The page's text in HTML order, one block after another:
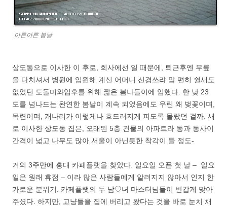
아른아른 봄날
상도동으로 이사한 이 후로, 회사에선 일 때문에, 퇴근후엔 무릎
을 다치셔서 병원에 입원해 계신 어머니 신경쓰랴 맘 편히 쉴새도
없었던 도돌미와입후를 위해 짧은 봄나들이에 임했다. 한 낮 23
도를 넘나드는 완연한 봄날이 계속 되었음에도 우린 왜 벚꽃이며,
목련이며, 개나리가 이렇게나 흐드러지게 피도록 몰랐던 걸까. 새
로 이사한 상도동 집은, 오래된 5층 건물의 아파트라 동과 동사이
간격이 넓고 나무도 많아 서울이 아닌듯한 착각이 들 정도-
거의 3주만에 홍대 카페플랫을 찾았다. 일요일 오픈 첫 날 – 일요
일은 원래 휴점 – 이라 많은 사람들에게 알려지지 않아서 인지 한
가로운 분위기. 카페플랫의 두 남♡녀 마스터님들이 반갑게 맞아
주셨다. 하지만, 고냥들을 집에 버리고 왔다는 것을 바로 눈치 채